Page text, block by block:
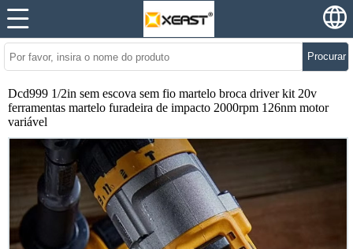
Procurar
Dcd999 1/2in sem escova sem fio martelo broca driver kit 20v
ferramentas martelo furadeira de impacto 2000rpm 126nm motor
variável